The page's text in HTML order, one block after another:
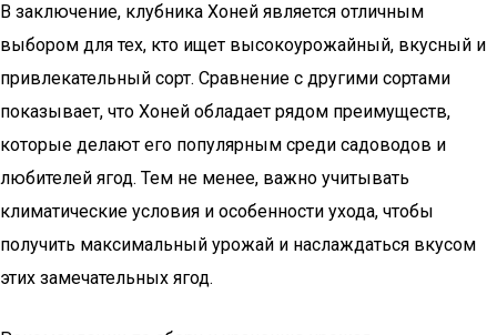
В заключение, клубника Хоней является отличным
выбором для тех, кто ищет высокоурожайный, вкусный и
привлекательный сорт. Сравнение с другими сортами
показывает, что Хоней обладает рядом преимуществ,
которые делают его популярным среди садоводов и
любителей ягод. Тем не менее, важно учитывать
климатические условия и особенности ухода, чтобы
получить максимальный урожай и наслаждаться вкусом
этих замечательных ягод.